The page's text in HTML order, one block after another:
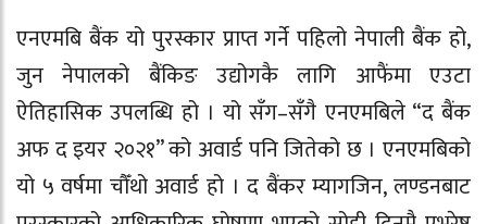
एनएमबि बैंक यो पुरस्कार प्राप्त गर्ने पहिलो नेपाली बैंक हो,
जुन नेपालको बैंकिङ उद्योगकै लागि आफैंमा एउटा
ऐतिहासिक उपलब्धि हो । यो सँग–सँगै एनएमबिले “द बैंक
अफ द इयर २०२१” को अवार्ड पनि जितेको छ । एनएमबिको
यो ५ वर्षमा चौँथो अवार्ड हो । द बैंकर म्यागजिन, लण्डनबाट